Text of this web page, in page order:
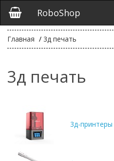
RoboShop
Главная 3д печать
3д печать
3д-принтеры